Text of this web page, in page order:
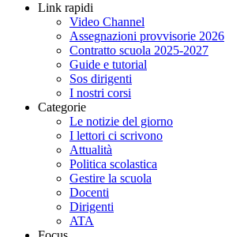
Link rapidi
Video Channel
Assegnazioni provvisorie 2026
Contratto scuola 2025-2027
Guide e tutorial
Sos dirigenti
I nostri corsi
Categorie
Le notizie del giorno
I lettori ci scrivono
Attualità
Politica scolastica
Gestire la scuola
Docenti
Dirigenti
ATA